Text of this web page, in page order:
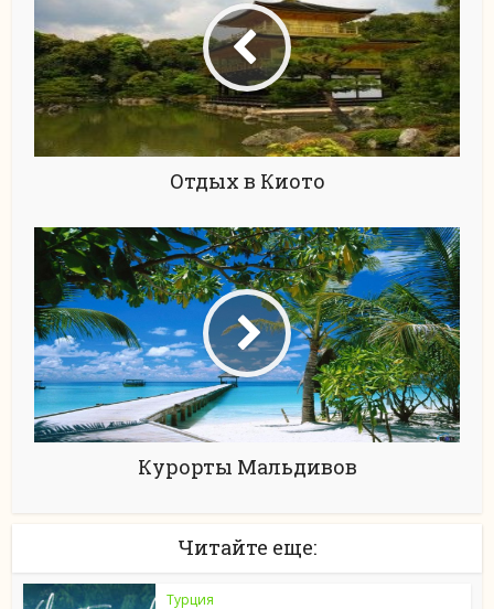
Отдых в Киото
Курорты Мальдивов
Читайте еще:
Турция